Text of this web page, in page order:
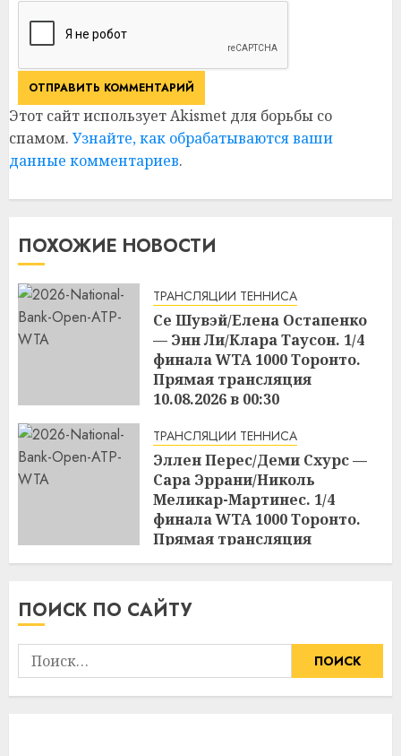
Этот сайт использует Akismet для борьбы со
спамом. Узнайте, как обрабатываются ваши
данные комментариев.
ПОХОЖИЕ НОВОСТИ
ТРАНСЛЯЦИИ ТЕННИСА
Се Шувэй/Елена Остапенко
— Энн Ли/Клара Таусон. 1/4
финала WTA 1000 Торонто.
Прямая трансляция
10.08.2026 в 00:30
ТРАНСЛЯЦИИ ТЕННИСА
Эллен Перес/Деми Схурс —
Сара Эррани/Николь
Меликар-Мартинес. 1/4
финала WTA 1000 Торонто.
Прямая трансляция
09.08.2026 в 23:00
ПОИСК ПО САЙТУ
Найти: